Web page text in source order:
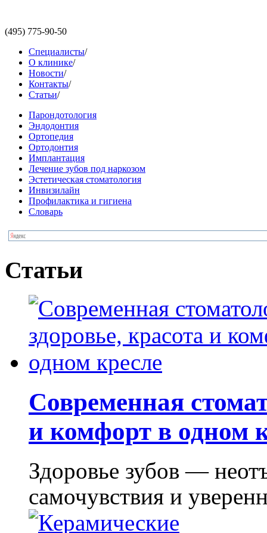
(495) 775-90-50
Специалисты/
О клинике/
Новости/
Контакты/
Статьи/
Парондотология
Эндодонтия
Ортопедия
Ортодонтия
Имплантация
Лечение зубов под наркозом
Эстетическая стоматология
Инвизилайн
Профилактика и гигиена
Словарь
Статьи
Современная
и комфорт в одном
Здоровье зубов —
самочувствия и